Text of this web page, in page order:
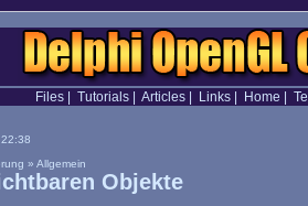
Files| Tutorials| Articles| Links| Home
» Allgemein
Objekte